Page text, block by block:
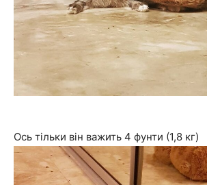
Ось тільки він важить 4 фунти (1,8 кг)